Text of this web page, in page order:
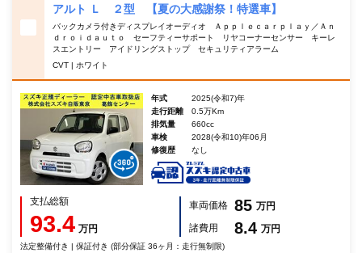
アルト Ｌ ２型 【夏の大感謝祭！特選車】
バックカメラ付きディスプレイオーディオ Ａｐｐｌｅｃａｒｐｌａｙ／Ａｎ
ｄｒｏｉｄａｕｔｏ セーフティーサポート リヤコーナーセンサー キーレ
スエントリー アイドリングストップ セキュリティアラーム
CVT | ホワイト
年式
2025(令和7)年
走行距離
0.5万Km
排気量
660cc
車検
2028(令和10)年06月
修復歴
なし
支払総額
93.4 万円
車両価格 85 万円
諸費用
8.4 万円
法定整備付き | 保証付き (部分保証 36ヶ月：走行無制限)